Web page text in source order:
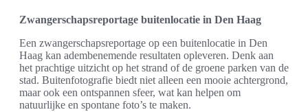
Zwangerschapsreportage buitenlocatie in Den Haag
Een zwangerschapsreportage op een buitenlocatie in Den
Haag kan adembenemende resultaten opleveren. Denk aan
het prachtige uitzicht op het strand of de groene parken van de
stad. Buitenfotografie biedt niet alleen een mooie achtergrond,
maar ook een ontspannen sfeer, wat kan helpen om
natuurlijke en spontane foto’s te maken.